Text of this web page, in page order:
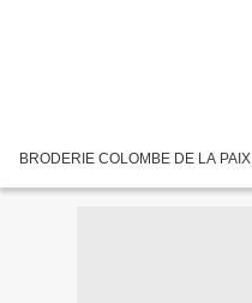
BRODERIE COLOMBE DE LA PAIX